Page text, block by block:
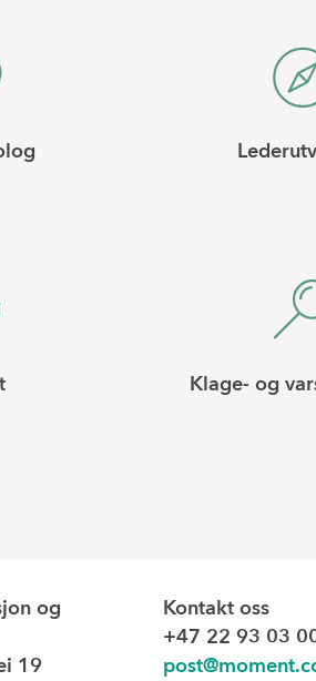
Klage- og
og
19
Kontakt oss
+47 22 93 03